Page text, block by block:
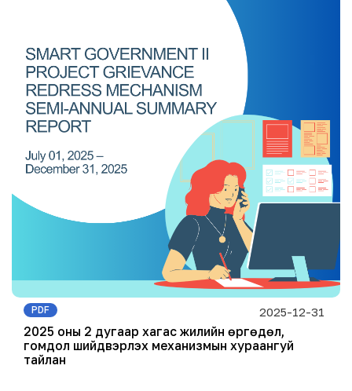
PDF
2025-12-31
2025 оны 2 дугаар хагас жилийн өргөдөл,
гомдол шийдвэрлэх механизмын хураангуй
тайлан